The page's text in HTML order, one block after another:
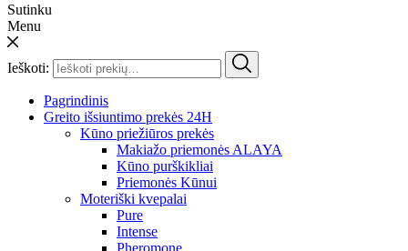
Sutinku
Menu
Ieškoti:
Pagrindinis
Greito išsiuntimo prekės 24H
Kūno priežiūros prekės
Makiažo priemonės ALAYA
Kūno purškikliai
Priemonės Kūnui
Moteriški kvepalai
Pure
Intense
Pheromone